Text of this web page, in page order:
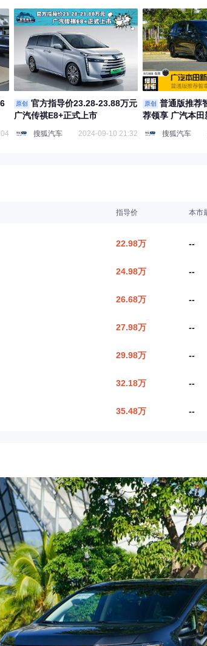
原创
官方指导价23.28-23.88万元
广汽传祺E8+正式上市
搜狐汽车 2024-09-10 21:32
原创
普通版推荐
荐领享 广汽本
搜狐汽车
指导价 本市
22.98万 --
24.98万 --
26.68万 --
27.98万 --
29.98万 --
32.18万 --
35.48万 --